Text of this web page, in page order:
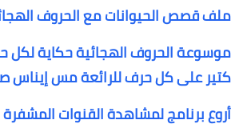
ملف قصص الحيوانات مع الحروف
موسوعة الحروف الهجائية حكاية لكل
كتير على كل حرف للرائعة مس إيناس
أروع برنامج لمشاهدة القنوات المشفرة